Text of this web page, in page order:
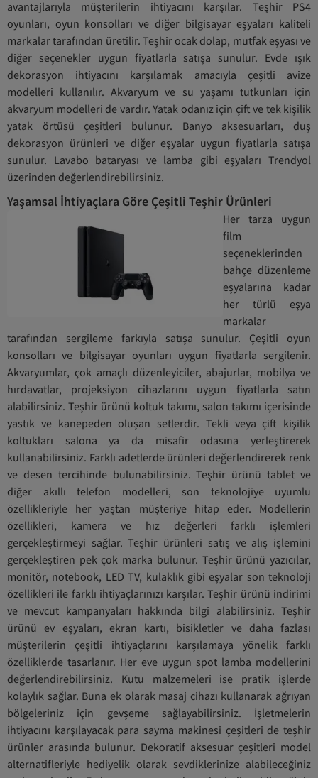
avantajlarıyla müşterilerin ihtiyacını karşılar. Teşhir PS4
oyunları, oyun konsolları ve diğer bilgisayar eşyaları kaliteli
markalar tarafından üretilir. Teşhir ocak dolap, mutfak eşyası ve
diğer seçenekler uygun fiyatlarla satışa sunulur. Evde ışık
dekorasyon ihtiyacını karşılamak amacıyla çeşitli avize
modelleri kullanılır. Akvaryum ve su yaşamı tutkunları için
akvaryum modelleri de vardır. Yatak odanız için çift ve tek kişilik
yatak örtüsü çeşitleri bulunur. Banyo aksesuarları, duş
dekorasyon ürünleri ve diğer eşyalar uygun fiyatlarla satışa
sunulur. Lavabo bataryası ve lamba gibi eşyaları Trendyol
üzerinden değerlendirebilirsiniz.
Yaşamsal İhtiyaçlara Göre Çeşitli Teşhir Ürünleri
Her tarza uygun
film
seçeneklerinden
bahçe düzenleme
eşyalarına kadar
her türlü eşya
markalar
tarafından sergileme farkıyla satışa sunulur. Çeşitli oyun
konsolları ve bilgisayar oyunları uygun fiyatlarla sergilenir.
Akvaryumlar, çok amaçlı düzenleyiciler, abajurlar, mobilya ve
hırdavatlar, projeksiyon cihazlarını uygun fiyatlarla satın
alabilirsiniz. Teşhir ürünü koltuk takımı, salon takımı içerisinde
yastık ve kanepeden oluşan setlerdir. Tekli veya çift kişilik
koltukları salona ya da misafir odasına yerleştirerek
kullanabilirsiniz. Farklı adetlerde ürünleri değerlendirerek renk
ve desen tercihinde bulunabilirsiniz. Teşhir ürünü tablet ve
diğer akıllı telefon modelleri, son teknolojiye uyumlu
özellikleriyle her yaştan müşteriye hitap eder. Modellerin
özellikleri, kamera ve hız değerleri farklı işlemleri
gerçekleştirmeyi sağlar. Teşhir ürünleri satış ve alış işlemini
gerçekleştiren pek çok marka bulunur. Teşhir ürünü yazıcılar,
monitör, notebook, LED TV, kulaklık gibi eşyalar son teknoloji
özellikleri ile farklı ihtiyaçlarınızı karşılar. Teşhir ürünü indirimi
ve mevcut kampanyaları hakkında bilgi alabilirsiniz. Teşhir
ürünü ev eşyaları, ekran kartı, bisikletler ve daha fazlası
müşterilerin çeşitli ihtiyaçlarını karşılamaya yönelik farklı
özelliklerde tasarlanır. Her eve uygun spot lamba modellerini
değerlendirebilirsiniz. Kutu malzemeleri ise pratik işlerde
kolaylık sağlar. Buna ek olarak masaj cihazı kullanarak ağrıyan
bölgeleriniz için gevşeme sağlayabilirsiniz. İşletmelerin
ihtiyacını karşılayacak para sayma makinesi çeşitleri de teşhir
ürünler arasında bulunur. Dekoratif aksesuar çeşitleri model
alternatifleriyle hediyelik olarak sevdiklerinize alabileceğiniz